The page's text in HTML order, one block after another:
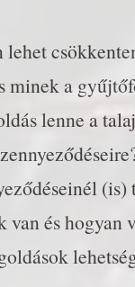
minek a
lenne a
(is)
és hogyan